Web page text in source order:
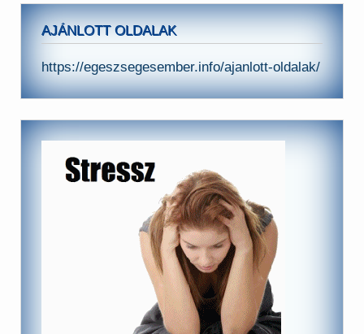
AJÁNLOTT OLDALAK
https://egeszsegesember.info/ajanlott-oldalak/